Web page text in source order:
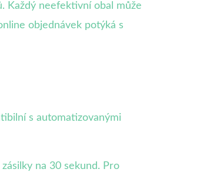
Každý neefektivní obal může
objednávek potýká s
s automatizovanými
na 30 sekund. Pro